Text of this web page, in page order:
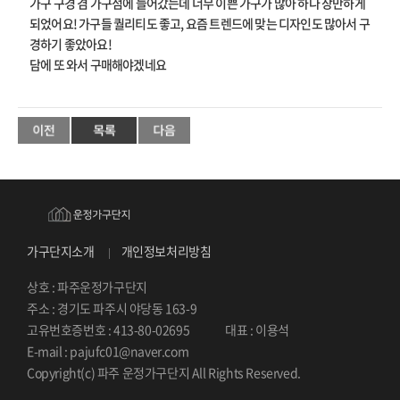
되었어요! 가구들 퀄리티도 좋고, 요즘 트렌드에 맞는 디자인도 많아서 구
경하기 좋았아요!
담에 또 와서 구매해야겠네요
가구단지소개 개인정보처리방침
상호 : 파주운정가구단지
주소 : 경기도 파주시 야당동 163-9
고유번호증번호 : 413-80-02695
대표 : 이용석
E-mail : pajufc01@naver.com
Copyright(c) 파주 운정가구단지 All Rights Reserved.